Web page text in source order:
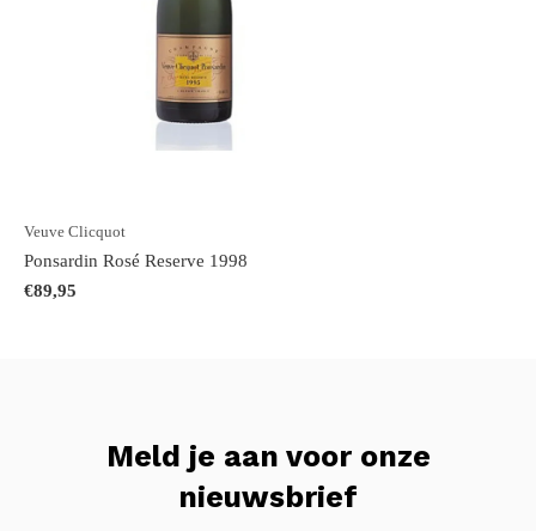
Veuve Clicquot
Ponsardin Rosé Reserve 1998
€89,95
Meld je aan voor onze
nieuwsbrief